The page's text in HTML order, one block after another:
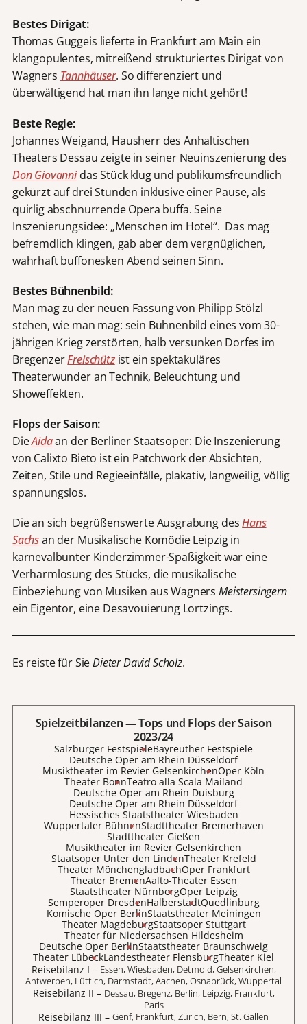
Bestes Dirigat:
Thomas Guggeis lieferte in Frankfurt am Main ein
klangopulentes, mitreißend strukturiertes Dirigat von
Wagners Tannhäuser. So differenziert und
überwältigend hat man ihn lange nicht gehört!
Beste Regie:
Johannes Weigand, Hausherr des Anhaltischen
Theaters Dessau zeigte in seiner Neuinszenierung des
Don Giovannidas Stück klug und publikumsfreundlich
gekürzt auf drei Stunden inklusive einer Pause, als
quirlig abschnurrende Opera buffa. Seine
Inszenierungsidee: „Menschen im Hotel“. Das mag
befremdlich klingen, gab aber dem vergnüglichen,
wahrhaft buffonesken Abend seinen Sinn.
Bestes Bühnenbild:
Man mag zu der neuen Fassung von Philipp Stölzl
stehen, wie man mag: sein Bühnenbild eines vom 30-
jährigen Krieg zerstörten, halb versunken Dorfes im
BregenzerFreischützist ein spektakuläres
Theaterwunder an Technik, Beleuchtung und
Showeffekten.
Flops der Saison:
DieAidaan der Berliner Staatsoper: Die Inszenierung
von Calixto Bieto ist ein Patchwork der Absichten,
Zeiten, Stile und Regieeinfälle, plakativ, langweilig, völlig
spannungslos.
Die an sich begrüßenswerte Ausgrabung desHans
Sachsan der Musikalische Komödie Leipzig in
karnevalbunter Kinderzimmer-Spaßigkeit war eine
Verharmlosung des Stücks, die musikalische
Einbeziehung von Musiken aus Wagners Meistersingern
ein Eigentor, eine Desavouierung Lortzings.
Es reiste für SieDieter David Scholz.
Spielzeitbilanzen — Tops und Flops der Saison
2023/24
Salzburger FestspieleBayreuther Festspiele
Deutsche Oper am Rhein Düsseldorf
Musiktheater im Revier GelsenkirchenOper Köln
Theater BonnTeatro alla Scala Mailand
Deutsche Oper am Rhein Duisburg
Deutsche Oper am Rhein Düsseldorf
Hessisches Staatstheater Wiesbaden
Wuppertaler BühnenStadttheater Bremerhaven
Stadttheater Gießen
Musiktheater im Revier Gelsenkirchen
Staatsoper Unter den LindenTheater Krefeld
Theater MönchengladbachOper Frankfurt
Theater BremenAalto-Theater Essen
Staatstheater NürnbergOper Leipzig
Semperoper DresdenHalberstadtQuedlinburg
Komische Oper BerlinStaatstheater Meiningen
Theater MagdeburgStaatsoper Stuttgart
Theater für Niedersachsen Hildesheim
Deutsche Oper BerlinStaatstheater Braunschweig
Theater LübeckLandestheater FlensburgTheater Kiel
Reisebilanz III – Genf, Frankfurt, Zürich, Bern, St. Gallen
Reisebilanz II – Dessau, Bregenz, Berlin, Leipzig, Frankfurt,
Paris
Reisebilanz I – Essen, Wiesbaden, Detmold, Gelsenkirchen,
Antwerpen, Lüttich, Darmstadt, Aachen, Osnabrück, Wuppertal